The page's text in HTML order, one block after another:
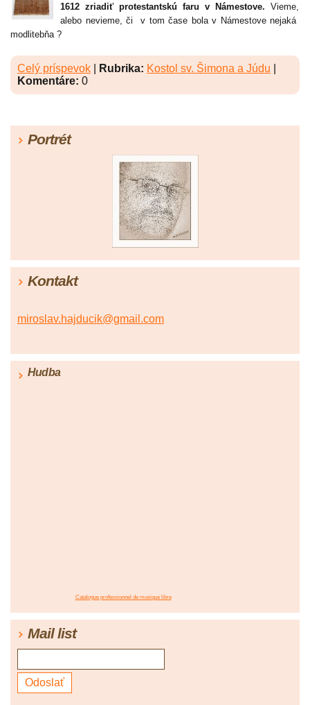
1612 zriadiť protestantskú faru v Námestove. Vieme,
alebo nevieme, či v tom čase bola v Námestove nejaká
modlitebňa ?
Celý príspevok Rubrika: Kostol sv. Šimona a Júdu
Komentáre: 0
Portrét
Kontakt
miroslav.hajducik@gmail.com
Hudba
Catalogue professionnel de musique libre
Mail list